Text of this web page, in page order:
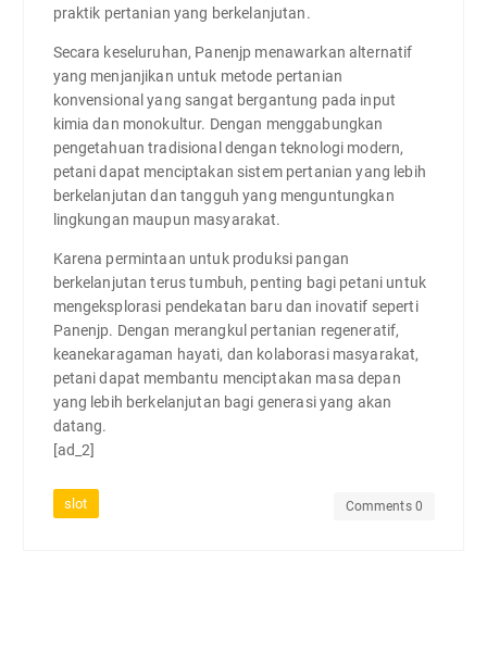
praktik pertanian yang berkelanjutan.
Secara keseluruhan, Panenjp menawarkan alternatif
yang menjanjikan untuk metode pertanian
konvensional yang sangat bergantung pada input
kimia dan monokultur. Dengan menggabungkan
pengetahuan tradisional dengan teknologi modern,
petani dapat menciptakan sistem pertanian yang lebih
berkelanjutan dan tangguh yang menguntungkan
lingkungan maupun masyarakat.
Karena permintaan untuk produksi pangan
berkelanjutan terus tumbuh, penting bagi petani untuk
mengeksplorasi pendekatan baru dan inovatif seperti
Panenjp. Dengan merangkul pertanian regeneratif,
keanekaragaman hayati, dan kolaborasi masyarakat,
petani dapat membantu menciptakan masa depan
yang lebih berkelanjutan bagi generasi yang akan
datang.
[ad_2]
slot Comments 0